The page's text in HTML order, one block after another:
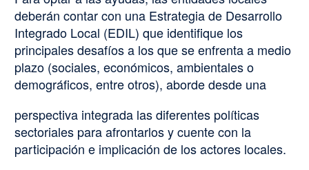
deberán contar con una Estrategia de Desarrollo
Integrado Local (EDIL) que identifique los
principales desafíos a los que se enfrenta a medio
plazo (sociales, económicos, ambientales o
demográficos, entre otros), aborde desde una
perspectiva integrada las diferentes políticas
sectoriales para afrontarlos y cuente con la
participación e implicación de los actores locales.